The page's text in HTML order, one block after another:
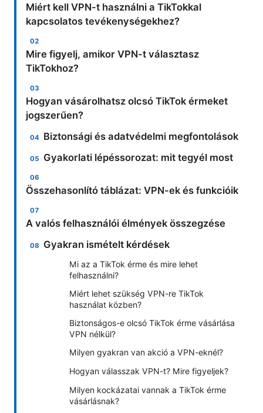
Miért kell VPN-t használni a TikTokkal
kapcsolatos tevékenységekhez?
Mire figyelj, amikor VPN-t választasz
TikTokhoz?
Hogyan vásárolhatsz olcsó TikTok érmeket
jogszerűen?
Biztonsági és adatvédelmi megfontolások
Gyakorlati lépéssorozat: mit tegyél most
Összehasonlító táblázat: VPN-ek és funkcióik
A valós felhasználói élmények összegzése
Gyakran ismételt kérdések
Mi az a TikTok érme és mire lehet
felhasználni?
Miért lehet szükség VPN-re TikTok
használat közben?
Biztonságos-e olcsó TikTok érme vásárlása
VPN nélkül?
Milyen gyakran van akció a VPN-eknél?
Hogyan válasszak VPN-t? Mire figyeljek?
Milyen kockázatai vannak a TikTok érme
vásárlásnak?